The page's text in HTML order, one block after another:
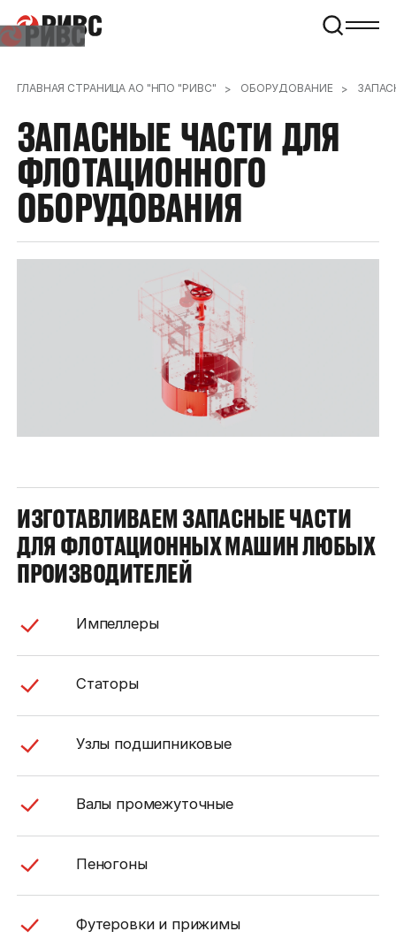
ГЛАВНАЯ СТРАНИЦА АО "НПО "РИВС" ОБОРУДОВАНИЕ
ЗАПАСНЫЕ ЧАСТИ ДЛЯ
ФЛОТАЦИОННОГО
ОБОРУДОВАНИЯ
ИЗГОТАВЛИВАЕМ ЗАПАСНЫЕ ЧАСТИ
ДЛЯ ФЛОТАЦИОННЫХ МАШИН ЛЮБЫХ
ПРОИЗВОДИТЕЛЕЙ
Импеллеры
Статоры
Узлы подшипниковые
Валы промежуточные
Пеногоны
Футеровки и прижимы